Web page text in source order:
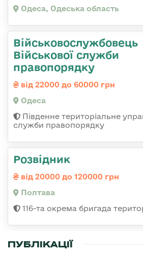
Одеса, Одеська область
Військовослужбовець
Військової служби
правопорядку
від 22000 до 60000 грн
Одеса
Південне територіальне
служби правопорядку
Розвідник
від 20000 до 120000 грн
Полтава
116-та окрема бригада
ПУБЛІКАЦІЇ